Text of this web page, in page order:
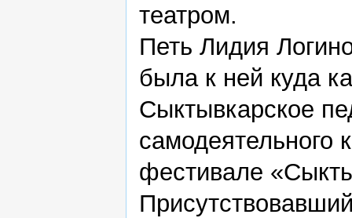
театром.
Петь Лидия
была к ней куда
Сыктывкарское
самодеятельного
фестивале